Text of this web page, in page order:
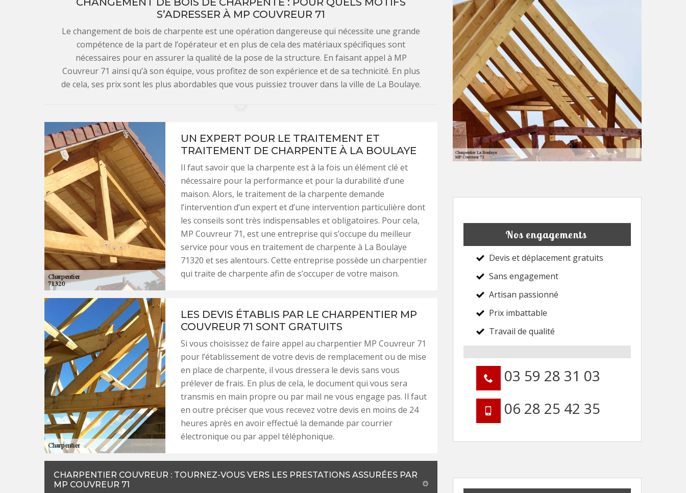
S’ADRESSER À MP COUVREUR 71
Le changement de bois de charpente est une opération dangereuse qui nécessite une grande
compétence de la part de l’opérateur et en plus de cela des matériaux spécifiques sont
nécessaires pour en assurer la qualité de la pose de la structure. En faisant appel à MP
Couvreur 71 ainsi qu’à son équipe, vous profitez de son expérience et de sa technicité. En plus
de cela, ses prix sont les plus abordables que vous puissiez trouver dans la ville de La Boulaye.
UN EXPERT POUR LE TRAITEMENT ET
TRAITEMENT DE CHARPENTE À LA BOULAYE
Il faut savoir que la charpente est à la fois un élément clé et
nécessaire pour la performance et pour la durabilité d’une
maison. Alors, le traitement de la charpente demande
l’intervention d’un expert et d’une intervention particulière dont
les conseils sont très indispensables et obligatoires. Pour cela,
MP Couvreur 71, est une entreprise qui s’occupe du meilleur
service pour vous en traitement de charpente à La Boulaye
71320 et ses alentours. Cette entreprise possède un charpentier
qui traite de charpente afin de s’occuper de votre maison.
LES DEVIS ÉTABLIS PAR LE CHARPENTIER MP
COUVREUR 71 SONT GRATUITS
Si vous choisissez de faire appel au charpentier MP Couvreur 71
pour l’établissement de votre devis de remplacement ou de mise
en place de charpente, il vous dressera le devis sans vous
prélever de frais. En plus de cela, le document qui vous sera
transmis en main propre ou par mail ne vous engage pas. Il faut
en outre préciser que vous recevez votre devis en moins de 24
heures après en avoir effectué la demande par courrier
électronique ou par appel téléphonique.
CHARPENTIER COUVREUR : TOURNEZ-VOUS VERS LES PRESTATIONS ASSURÉES PAR
MP COUVREUR 71
Nos engagements
Devis et déplacement gratuits
Sans engagement
Artisan passionné
Prix imbattable
Travail de qualité
03 59 28 31 03
06 28 25 42 35